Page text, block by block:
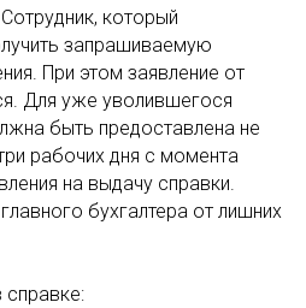
который
запрашиваемую
При этом заявление от
Для уже уволившегося
быть предоставлена не
рабочих дня с момента
на выдачу справки.
бухгалтера от лишних